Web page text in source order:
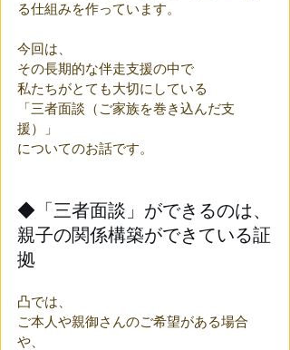
る仕組みを作っています。
今回は、
その長期的な伴走支援の中で
私たちがとても大切にしている
「三者面談（ご家族を巻き込んだ支
援）」
についてのお話です。
◆「三者面談」ができるのは、
親子の関係構築ができている証
拠
凸では、
ご本人や親御さんのご希望がある場合
や、